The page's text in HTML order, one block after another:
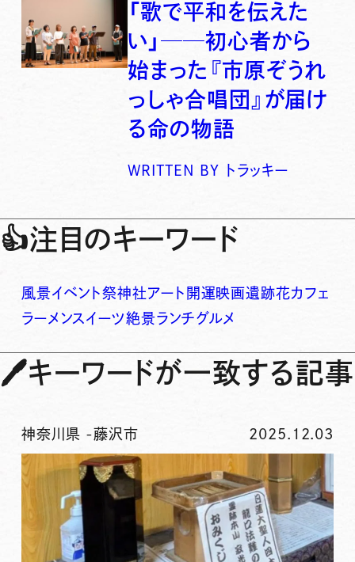
「歌で平和を伝えた
い」──初心者から
始まった『市原ぞうれ
っしゃ合唱団』が届け
る命の物語
WRITTEN BY トラッキー
👍注目のキーワード
風景イベント祭神社アート 開運映画遺跡花カフェ
ラーメンスイーツ絶景ランチグルメ
🖊キーワードが一致する記事
神奈川県 -藤沢市 2025.12.03